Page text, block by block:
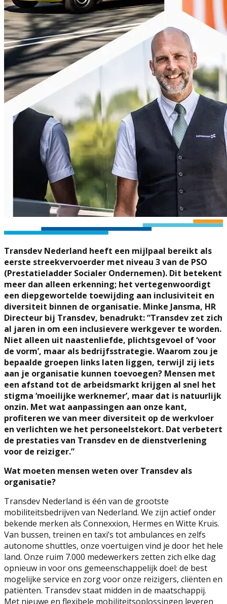
Transdev Nederland heeft een mijlpaal bereikt als
eerste streekvervoerder met niveau 3 van de PSO
(Prestatieladder Socialer Ondernemen). Dit betekent
meer dan alleen erkenning; het vertegenwoordigt
een diepgewortelde toewijding aan inclusiviteit en
diversiteit binnen de organisatie. Minke Jansma, HR
Directeur bij Transdev, benadrukt: “Transdev zet zich
al jaren in om een inclusievere werkgever te worden.
Niet alleen uit naastenliefde, plichtsgevoel of ‘voor
de vorm’, maar als bedrijfsstrategie. Waarom zou je
bepaalde groepen links laten liggen, terwijl zij iets
aan je organisatie kunnen toevoegen? Mensen met
een afstand tot de arbeidsmarkt krijgen al snel het
stigma ‘moeilijke werknemer’, maar dat is natuurlijk
onzin. Met wat aanpassingen aan onze kant,
profiteren we van meer diversiteit op de werkvloer
en verlichten we het personeelstekort. Dat verbetert
de prestaties van Transdev en de dienstverlening
voor de reiziger.”
Wat moeten mensen weten over Transdev als
organisatie?
Transdev Nederland is één van de grootste
mobiliteitsbedrijven van Nederland. We zijn actief onder
bekende merken als Connexxion, Hermes en Witte Kruis.
Van bussen, treinen en taxi’s tot ambulances en zelfs
autonome shuttles, onze voertuigen vind je door het hele
land. Onze ruim 7.000 medewerkers zetten zich elke dag
opnieuw in voor ons gemeenschappelijk doel: de best
mogelijke service en zorg voor onze reizigers, cliënten en
patiënten. Transdev staat midden in de maatschappij.
Met nieuwe en flexibele mobiliteitsoplossingen leveren